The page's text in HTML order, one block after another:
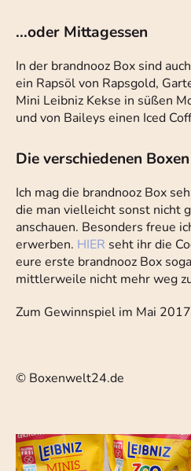
...oder Mittagessen
In der brandnooz Box sind
ein Rapsöl von Rapsgold,
Mini Leibniz Kekse in süßen
und von Baileys einen Iced
Die verschiedenen Boxen
Ich mag die brandnooz Box
die man vielleicht sonst nicht
anschauen. Besonders freue
erwerben. HIER seht ihr die
eure erste brandnooz Box
mittlerweile nicht mehr weg
Zum Gewinnspiel im Mai
© Boxenwelt24.de